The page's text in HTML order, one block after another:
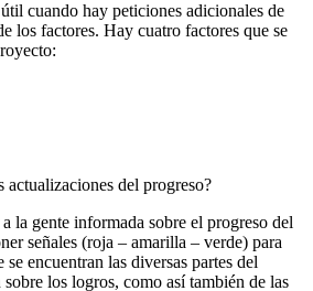
cuando hay peticiones adicionales de
los factores. Hay cuatro factores que se
actualizaciones del progreso?
la gente informada sobre el progreso del
señales (roja – amarilla – verde) para
se encuentran las diversas partes del
los logros, como así también de las